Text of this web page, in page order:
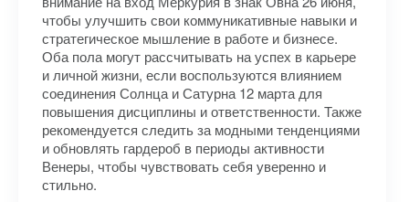
чтобы улучшить свои коммуникативные навыки и
стратегическое мышление в работе и бизнесе.
Оба пола могут рассчитывать на успех в карьере
и личной жизни, если воспользуются влиянием
соединения Солнца и Сатурна 12 марта для
повышения дисциплины и ответственности. Также
рекомендуется следить за модными тенденциями
и обновлять гардероб в периоды активности
Венеры, чтобы чувствовать себя уверенно и
стильно.